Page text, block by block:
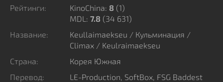
Ситуацию усложняет неожиданная находка –
супруга, некогда блиставшая на экране, скрывает
опасные секреты. Личная жизнь переплетается с
интригами, а доверие превращается в самое хрупкое
звено, от которого зависит исход всей истории.
Рейтинги: KinoChina: 8 (1)
MDL: 7.8 (34 631)
Название:
Keullaimaekseu / Кульминация /
Climax / Keulraimaekseu
Страна:
Корея Южная
Перевод:
LE-Production, SoftBox, FSG Baddest